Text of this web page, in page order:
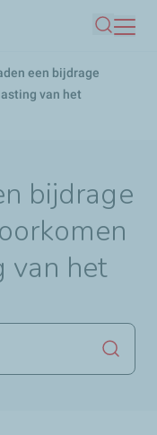
Zoeken
een bijdrage
van het
bijdrage
van het